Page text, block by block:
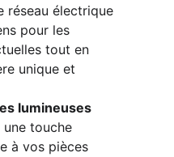
réseau électrique
pour les
tout en
unique et
lumineuses
touche
à vos pièces